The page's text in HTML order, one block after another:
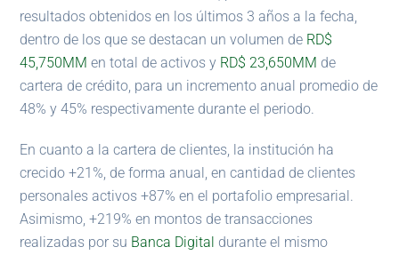
resultados obtenidos en los últimos 3 años a la fecha,
dentro de los que se destacan un volumen de RD$
45,750MM en total de activos y RD$ 23,650MM de
cartera de crédito, para un incremento anual promedio de
48% y 45% respectivamente durante el periodo.
En cuanto a la cartera de clientes, la institución ha
crecido +21%, de forma anual, en cantidad de clientes
personales activos +87% en el portafolio empresarial.
Asimismo, +219% en montos de transacciones
realizadas por su Banca Digital durante el mismo